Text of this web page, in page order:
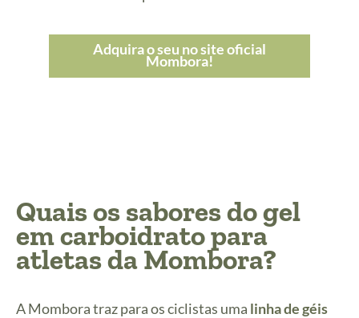
Adquira o seu no site oficial
Mombora!
Quais os sabores do gel
em carboidrato para
atletas da Mombora?
A Mombora traz para os ciclistas uma linha de géis